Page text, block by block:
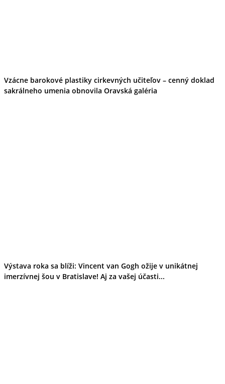
Vzácne barokové plastiky cirkevných učiteľov – cenný doklad
sakrálneho umenia obnovila Oravská galéria
Výstava roka sa blíži: Vincent van Gogh ožije v unikátnej
imerzívnej šou v Bratislave! Aj za vašej účasti...